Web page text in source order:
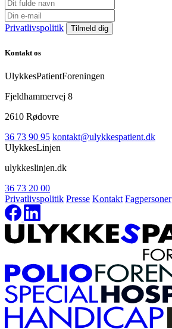
Privatlivspolitik
Kontakt os
UlykkesPatientForeningen
Fjeldhammervej 8
2610 Rødovre
36 73 90 95 kontakt@ulykkespatient.dk
UlykkesLinjen
ulykkeslinjen.dk
36 73 20 00
Privatlivspolitik Presse Kontakt Fagpersoner